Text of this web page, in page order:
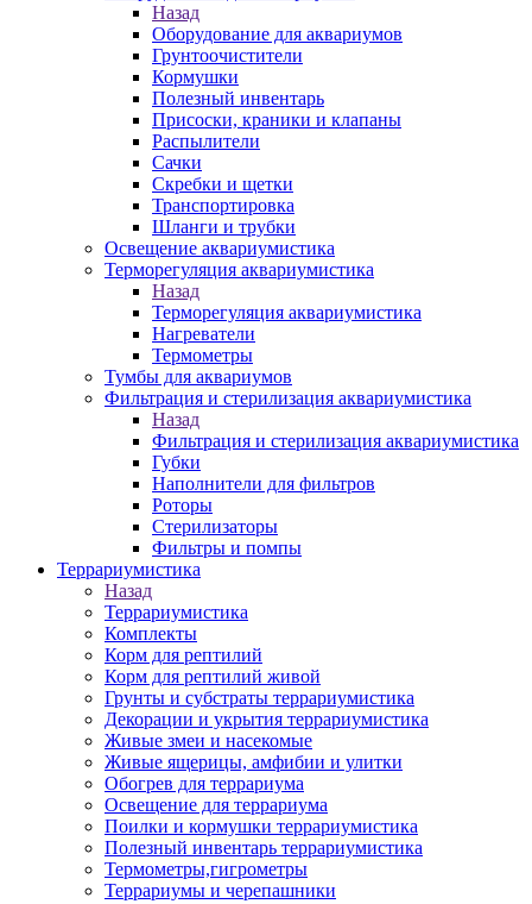
Назад
Оборудование для аквариумов
Грунтоочистители
Кормушки
Полезный инвентарь
Присоски, краники и клапаны
Распылители
Сачки
Скребки и щетки
Транспортировка
Шланги и трубки
Освещение аквариумистика
Терморегуляция аквариумистика
Назад
Терморегуляция аквариумистика
Нагреватели
Термометры
Тумбы для аквариумов
Фильтрация и стерилизация аквариумистика
Назад
Фильтрация и стерилизация аквариумистика
Губки
Наполнители для фильтров
Роторы
Стерилизаторы
Фильтры и помпы
Террариумистика
Назад
Террариумистика
Комплекты
Корм для рептилий
Корм для рептилий живой
Грунты и субстраты террариумистика
Декорации и укрытия террариумистика
Живые змеи и насекомые
Живые ящерицы, амфибии и улитки
Обогрев для террариума
Освещение для террариума
Поилки и кормушки террариумистика
Полезный инвентарь террариумистика
Термометры,гигрометры
Террариумы и черепашники